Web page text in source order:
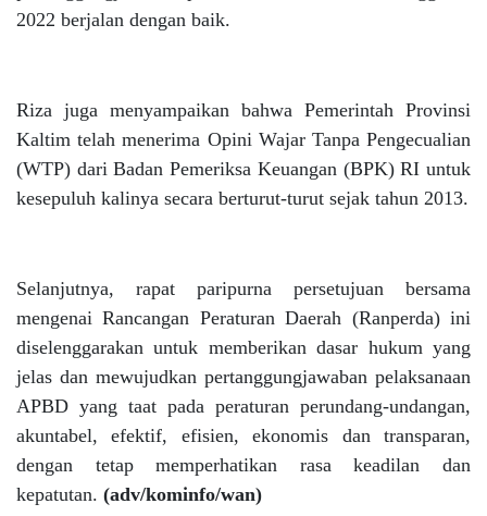
2022 berjalan dengan baik.
Riza juga menyampaikan bahwa Pemerintah Provinsi
Kaltim telah menerima Opini Wajar Tanpa Pengecualian
(WTP) dari Badan Pemeriksa Keuangan (BPK) RI untuk
kesepuluh kalinya secara berturut-turut sejak tahun 2013.
Selanjutnya, rapat paripurna persetujuan bersama
mengenai Rancangan Peraturan Daerah (Ranperda) ini
diselenggarakan untuk memberikan dasar hukum yang
jelas dan mewujudkan pertanggungjawaban pelaksanaan
APBD yang taat pada peraturan perundang-undangan,
akuntabel, efektif, efisien, ekonomis dan transparan,
dengan tetap memperhatikan rasa keadilan dan
kepatutan. (adv/kominfo/wan)